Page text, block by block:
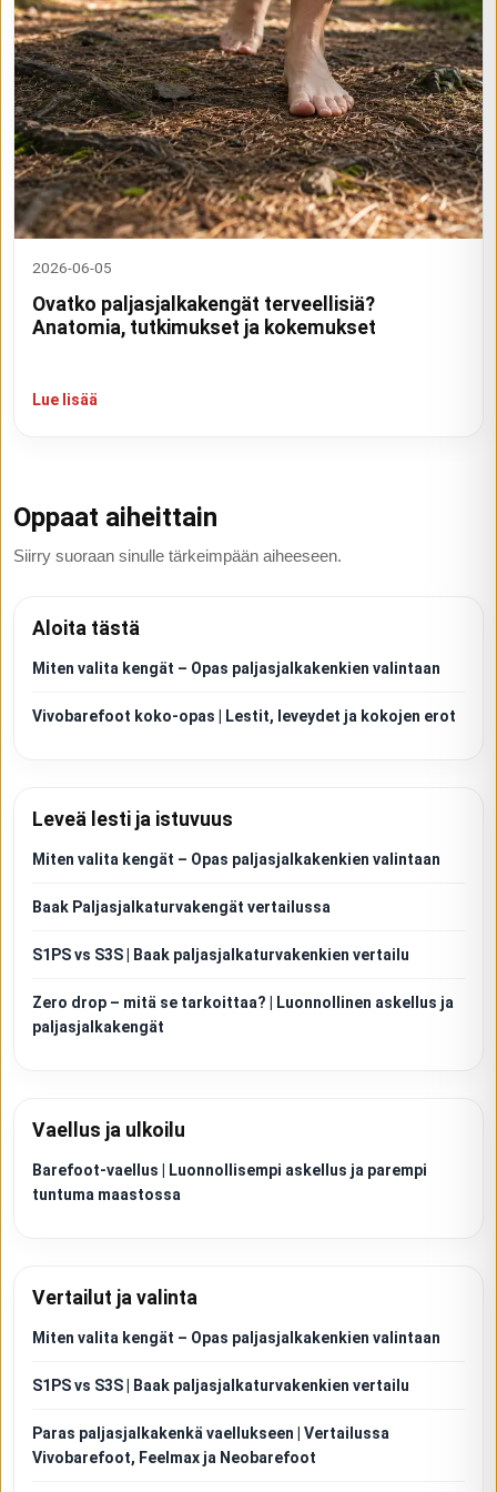
2026-06-05
Ovatko paljasjalkakengät terveellisiä?
Anatomia, tutkimukset ja kokemukset
Lue lisää
Oppaat aiheittain
Siirry suoraan sinulle tärkeimpään aiheeseen.
Aloita tästä
Miten valita kengät – Opas paljasjalkakenkien valintaan
Vivobarefoot koko-opas | Lestit, leveydet ja kokojen erot
Leveä lesti ja istuvuus
Miten valita kengät – Opas paljasjalkakenkien valintaan
Baak Paljasjalkaturvakengät vertailussa
S1PS vs S3S | Baak paljasjalkaturvakenkien vertailu
Zero drop – mitä se tarkoittaa? | Luonnollinen askellus ja
paljasjalkakengät
Vaellus ja ulkoilu
Barefoot-vaellus | Luonnollisempi askellus ja parempi
tuntuma maastossa
Vertailut ja valinta
Miten valita kengät – Opas paljasjalkakenkien valintaan
S1PS vs S3S | Baak paljasjalkaturvakenkien vertailu
Paras paljasjalkakenkä vaellukseen | Vertailussa
Vivobarefoot, Feelmax ja Neobarefoot